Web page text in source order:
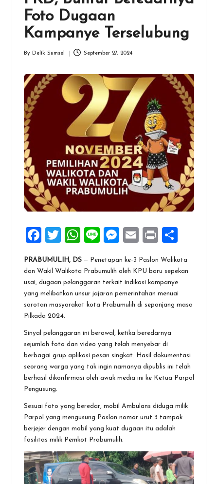
Foto Dugaan
Kampanye Terselubung
By Delik Sumsel September 27, 2024
F
ce
b
o
o
k
T
tt
er
W
at
s
A
p
Li
e
M
se
n
g
E
ai
l
Pr
t
ar
e
PRABUMULIH, DS — Penetapan ke-3 Paslon Walikota
dan Wakil Walikota Prabumulih oleh KPU baru sepekan
usai, dugaan pelanggaran terkait indikasi kampanye
yang melibatkan unsur jajaran pemerintahan menuai
sorotan masyarakat kota Prabumulih di sepanjang masa
Pilkada 2024.
Sinyal pelanggaran ini berawal, ketika beredarnya
sejumlah foto dan video yang telah menyebar di
berbagai grup aplikasi pesan singkat. Hasil dokumentasi
seorang warga yang tak ingin namanya dipublis ini telah
berhasil dikonfirmasi oleh awak media ini ke Ketua Parpol
Pengusung.
Sesuai foto yang beredar, mobil Ambulans diduga milik
Parpol yang mengusung Paslon nomor urut 3 tampak
berjejer dengan mobil yang kuat dugaan itu adalah
fasilitas milik Pemkot Prabumulih.